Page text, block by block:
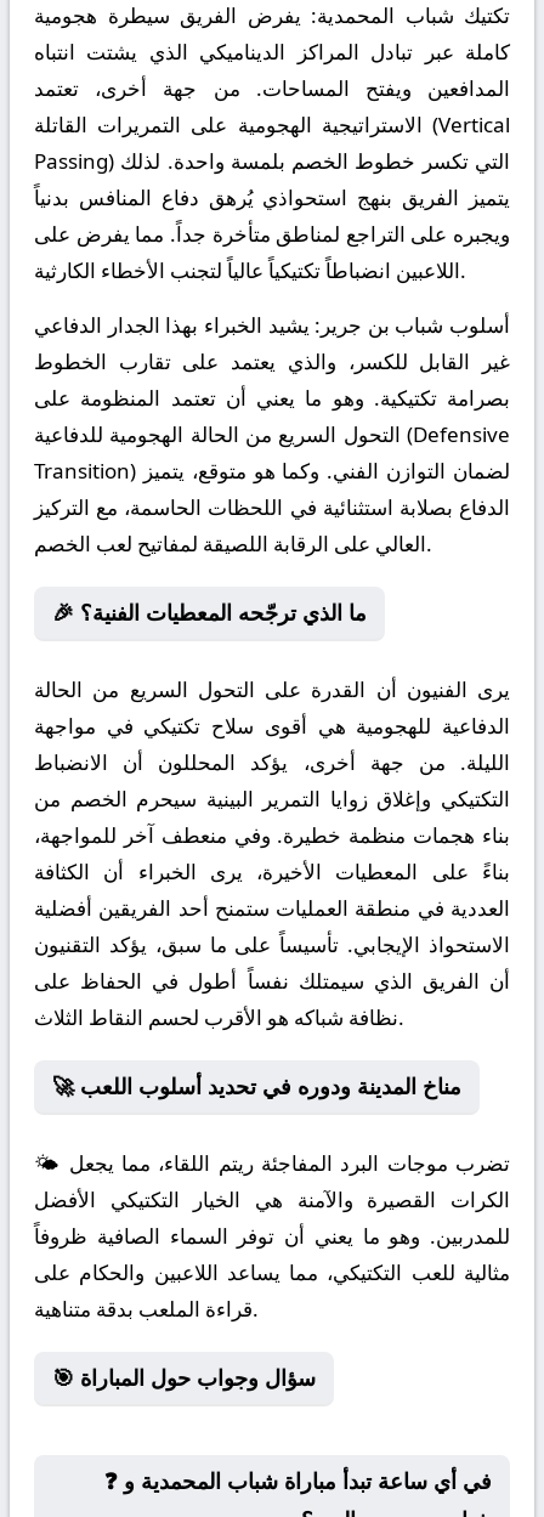
تكتيك شباب المحمدية: يفرض الفريق سيطرة هجومية
كاملة عبر تبادل المراكز الديناميكي الذي يشتت انتباه
المدافعين ويفتح المساحات. من جهة أخرى، تعتمد
الاستراتيجية الهجومية على التمريرات القاتلة (Vertical
Passing) التي تكسر خطوط الخصم بلمسة واحدة. لذلك
يتميز الفريق بنهج استحواذي يُرهق دفاع المنافس بدنياً
ويجبره على التراجع لمناطق متأخرة جداً. مما يفرض على
اللاعبين انضباطاً تكتيكياً عالياً لتجنب الأخطاء الكارثية.
أسلوب شباب بن جرير: يشيد الخبراء بهذا الجدار الدفاعي
غير القابل للكسر، والذي يعتمد على تقارب الخطوط
بصرامة تكتيكية. وهو ما يعني أن تعتمد المنظومة على
التحول السريع من الحالة الهجومية للدفاعية (Defensive
Transition) لضمان التوازن الفني. وكما هو متوقع، يتميز
الدفاع بصلابة استثنائية في اللحظات الحاسمة، مع التركيز
العالي على الرقابة اللصيقة لمفاتيح لعب الخصم.
🎉 ما الذي ترجّحه المعطيات الفنية؟
يرى الفنيون أن القدرة على التحول السريع من الحالة
الدفاعية للهجومية هي أقوى سلاح تكتيكي في مواجهة
الليلة. من جهة أخرى، يؤكد المحللون أن الانضباط
التكتيكي وإغلاق زوايا التمرير البينية سيحرم الخصم من
بناء هجمات منظمة خطيرة. وفي منعطف آخر للمواجهة،
بناءً على المعطيات الأخيرة، يرى الخبراء أن الكثافة
العددية في منطقة العمليات ستمنح أحد الفريقين أفضلية
الاستحواذ الإيجابي. تأسيساً على ما سبق، يؤكد التقنيون
أن الفريق الذي سيمتلك نفساً أطول في الحفاظ على
نظافة شباكه هو الأقرب لحسم النقاط الثلاث.
🚀 مناخ المدينة ودوره في تحديد أسلوب اللعب
🌤️ تضرب موجات البرد المفاجئة ريتم اللقاء، مما يجعل
الكرات القصيرة والآمنة هي الخيار التكتيكي الأفضل
للمدربين. وهو ما يعني أن توفر السماء الصافية ظروفاً
مثالية للعب التكتيكي، مما يساعد اللاعبين والحكام على
قراءة الملعب بدقة متناهية.
🎯 سؤال وجواب حول المباراة
❓ في أي ساعة تبدأ مباراة شباب المحمدية و